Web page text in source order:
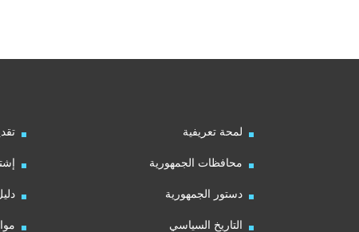
لمحة تعريفية
محافظات الجمهورية
دستور الجمهورية
التاريخ السياسي